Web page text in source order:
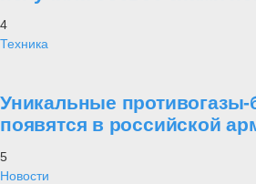
4
Техника
Уникальные
появятся в российской
5
Новости